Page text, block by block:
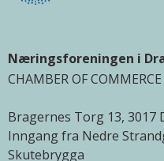
Næringsforeningen i
CHAMBER OF COMMERCE
Bragernes Torg 13, 3017
Inngang fra Nedre
Skutebrygga